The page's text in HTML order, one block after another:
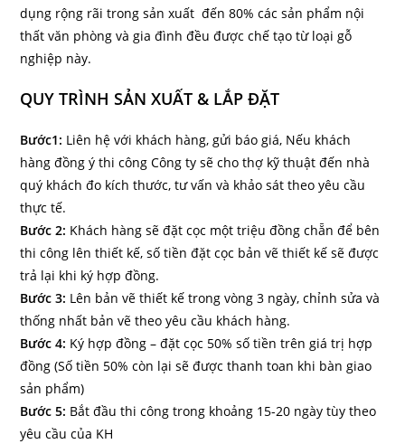
dụng rộng rãi trong sản xuất đến 80% các sản phẩm nội
thất văn phòng và gia đình đều được chế tạo từ loại gỗ
nghiệp này.
QUY TRÌNH SẢN XUẤT & LẮP ĐẶT
Bước1: Liên hệ với khách hàng, gửi báo giá, Nếu khách
hàng đồng ý thi công Công ty sẽ cho thợ kỹ thuật đến nhà
quý khách đo kích thước, tư vấn và khảo sát theo yêu cầu
thực tế.
Bước 2: Khách hàng sẽ đặt cọc một triệu đồng chẵn để bên
thi công lên thiết kế, số tiền đặt cọc bản vẽ thiết kế sẽ được
trả lại khi ký hợp đồng.
Bước 3: Lên bản vẽ thiết kế trong vòng 3 ngày, chỉnh sửa và
thống nhất bản vẽ theo yêu cầu khách hàng.
Bước 4: Ký hợp đồng – đặt cọc 50% số tiền trên giá trị hợp
đồng (Số tiền 50% còn lại sẽ được thanh toan khi bàn giao
sản phẩm)
Bước 5: Bắt đầu thi công trong khoảng 15-20 ngày tùy theo
yêu cầu của KH